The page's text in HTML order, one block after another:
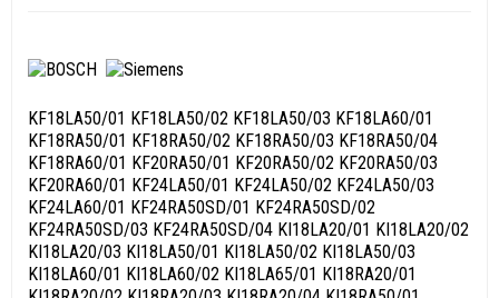
KF18LA50/01 KF18LA50/02 KF18LA50/03 KF18LA60/01
KF18RA50/01 KF18RA50/02 KF18RA50/03 KF18RA50/04
KF18RA60/01 KF20RA50/01 KF20RA50/02 KF20RA50/03
KF20RA60/01 KF24LA50/01 KF24LA50/02 KF24LA50/03
KF24LA60/01 KF24RA50SD/01 KF24RA50SD/02
KF24RA50SD/03 KF24RA50SD/04 KI18LA20/01 KI18LA20/02
KI18LA20/03 KI18LA50/01 KI18LA50/02 KI18LA50/03
KI18LA60/01 KI18LA60/02 KI18LA65/01 KI18RA20/01